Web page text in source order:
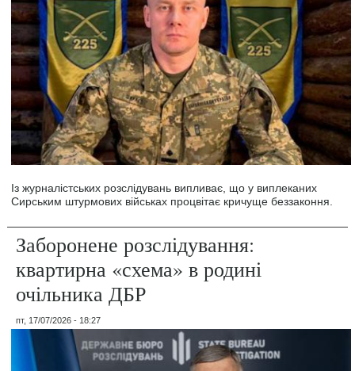
Із журналістських розслідувань випливає, що у виплеканих
Сирським штурмових військах процвітає кричуще беззаконня.
Заборонене розслідування:
квартирна «схема» в родині
очільника ДБР
пт, 17/07/2026 - 18:27